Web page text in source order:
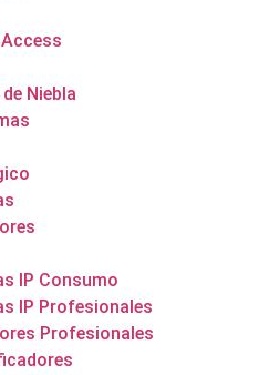
Niebla
IP Consumo
IP Profesionales
Profesionales